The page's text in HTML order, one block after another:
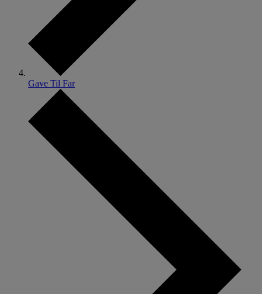
Gave Til Far